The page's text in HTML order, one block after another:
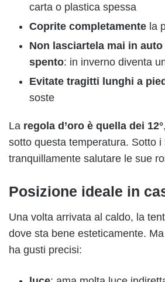
carta o plastica spessa
Coprite completamente la
Non lasciartela mai in
spento: in inverno diventa
Evitate tragitti lunghi a
soste
La regola d’oro è quella dei 12°
sotto questa temperatura. Sotto i
tranquillamente salutare le sue
Posizione ideale in
Una volta arrivata al caldo, la
dove sta bene esteticamente.
ha gusti precisi: